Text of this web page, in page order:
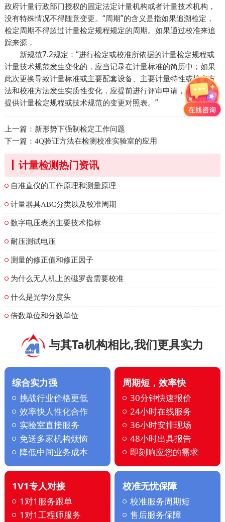
政府计量行政部门授权的固定法定计量机构或者计量技术机构，
没有特殊情况不得随意变更。“周期”的含义是指如果追溯检定，
检定周期不得超过计量检定规程规定的周期。如果通过校准来追
踪来源，
新规范7.2规定：“进行检定或校准所依据的计量检定规程或
计量技术规范发生变化的，应当记录在计量标准的简历中；如果
此次更换导致计量标准或主要配套设备、主要计量特性或检定方
法和校准方法发生实质性变化，应提前进行评审申请，评审时应
提供计量检定规程或技术规范的变更对照表。”
上一篇： 新形势下强制检定工作问题
下一篇： 4Q验证方法在检测校准实验室的应用
计量检测热门资讯
自准直仪的工作原理和测量原理
计量器具ABC分类以及校准周期
数字电压表的主要技术指标
耐压测试电压
测量的修正值和修正因子
为什么无人机上的磁罗盘需要校准
什么是光学分度头
倍数单位和分数单位
与其Ta机构相比,我们更具实力
综合实力强
挑战行业价格更低
效率快人性化合作
实验室直接服务
免送多家机构烦恼
降低中间业务成本
周期短，效率快
30分钟快速报价
24小时在线服务
36小时安排现场
48小时出具报告
即刻响应您的需求
1V1专人对接
1对1服务跟单
1对1工程师服务
校准无忧保障
校准服务周期短
售后服务保障